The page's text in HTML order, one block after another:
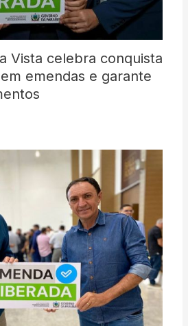
Vista celebra conquista
emendas e garante